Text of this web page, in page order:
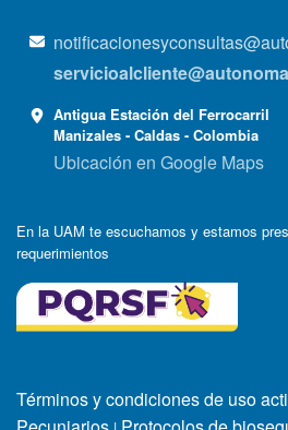
Antigua Estación del Ferrocarril
Manizales - Caldas - Colombia
Ubicación en Google Maps
En la UAM te escuchamos y estamos
requerimientos
Términos y condiciones de uso